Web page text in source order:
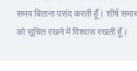
समय बिताना पसंद करती हूँ। शीर्ष
को सूचित रखने में विश्वास रखती हूँ।